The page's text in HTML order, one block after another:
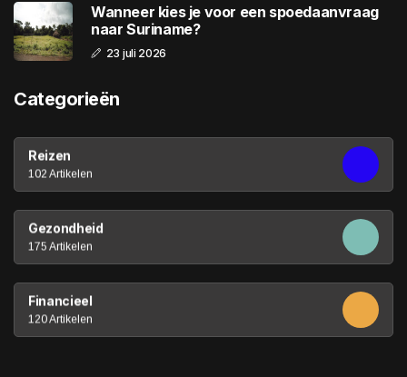
Wanneer kies je voor een spoedaanvraag
naar Suriname?
23 juli 2026
Categorieën
Reizen
102 Artikelen
Gezondheid
175 Artikelen
Financieel
120 Artikelen